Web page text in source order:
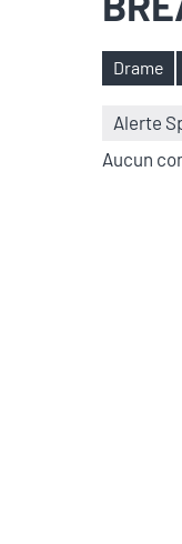
Drame
Alerte
Aucun